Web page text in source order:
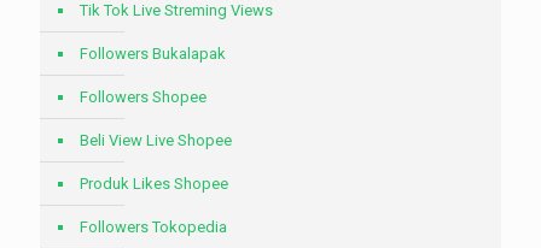
Tik Tok Live Streming Views
Followers Bukalapak
Followers Shopee
Beli View Live Shopee
Produk Likes Shopee
Followers Tokopedia